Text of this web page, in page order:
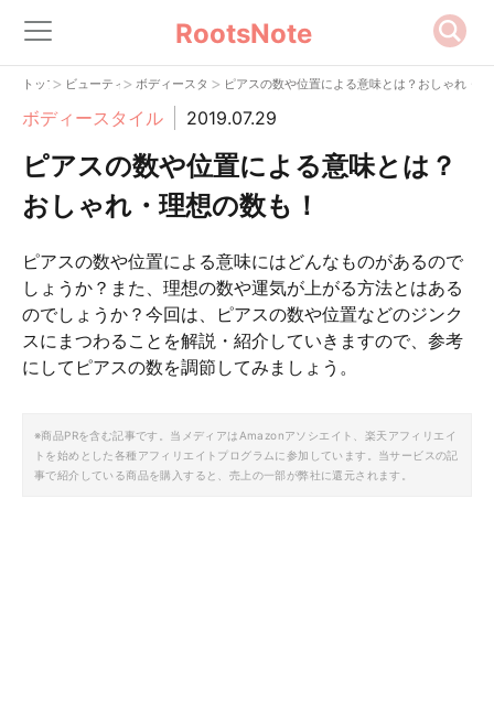
RootsNote
トップ> ビューティー
> ボディースタイル
> ピアスの数や位置による意味とは？おしゃれ・
ボディースタイル 2019.07.29
ピアスの数や位置による意味とは？
おしゃれ・理想の数も！
ピアスの数や位置による意味にはどんなものがあるので
しょうか？また、理想の数や運気が上がる方法とはある
のでしょうか？今回は、ピアスの数や位置などのジンク
スにまつわることを解説・紹介していきますので、参考
にしてピアスの数を調節してみましょう。
※商品PRを含む記事です。当メディアはAmazonアソシエイト、楽天アフィリエイ
トを始めとした各種アフィリエイトプログラムに参加しています。当サービスの記
事で紹介している商品を購入すると、売上の一部が弊社に還元されます。